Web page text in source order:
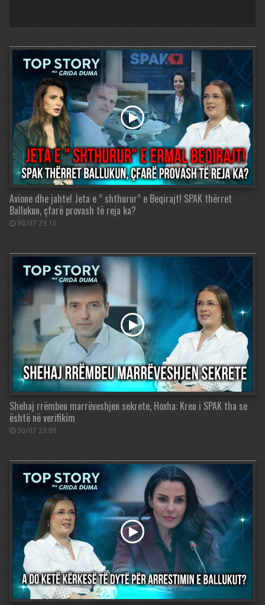
Avione dhe jahte! Jeta e ” shthurur” e Beqirajt! SPAK thërret
Ballukun, çfarë provash të reja ka?
30/07 23:10
Shehaj rrëmbeu marrëveshjen sekrete, Hoxha: Kreu i SPAK tha se
është në verifikim
30/07 23:05